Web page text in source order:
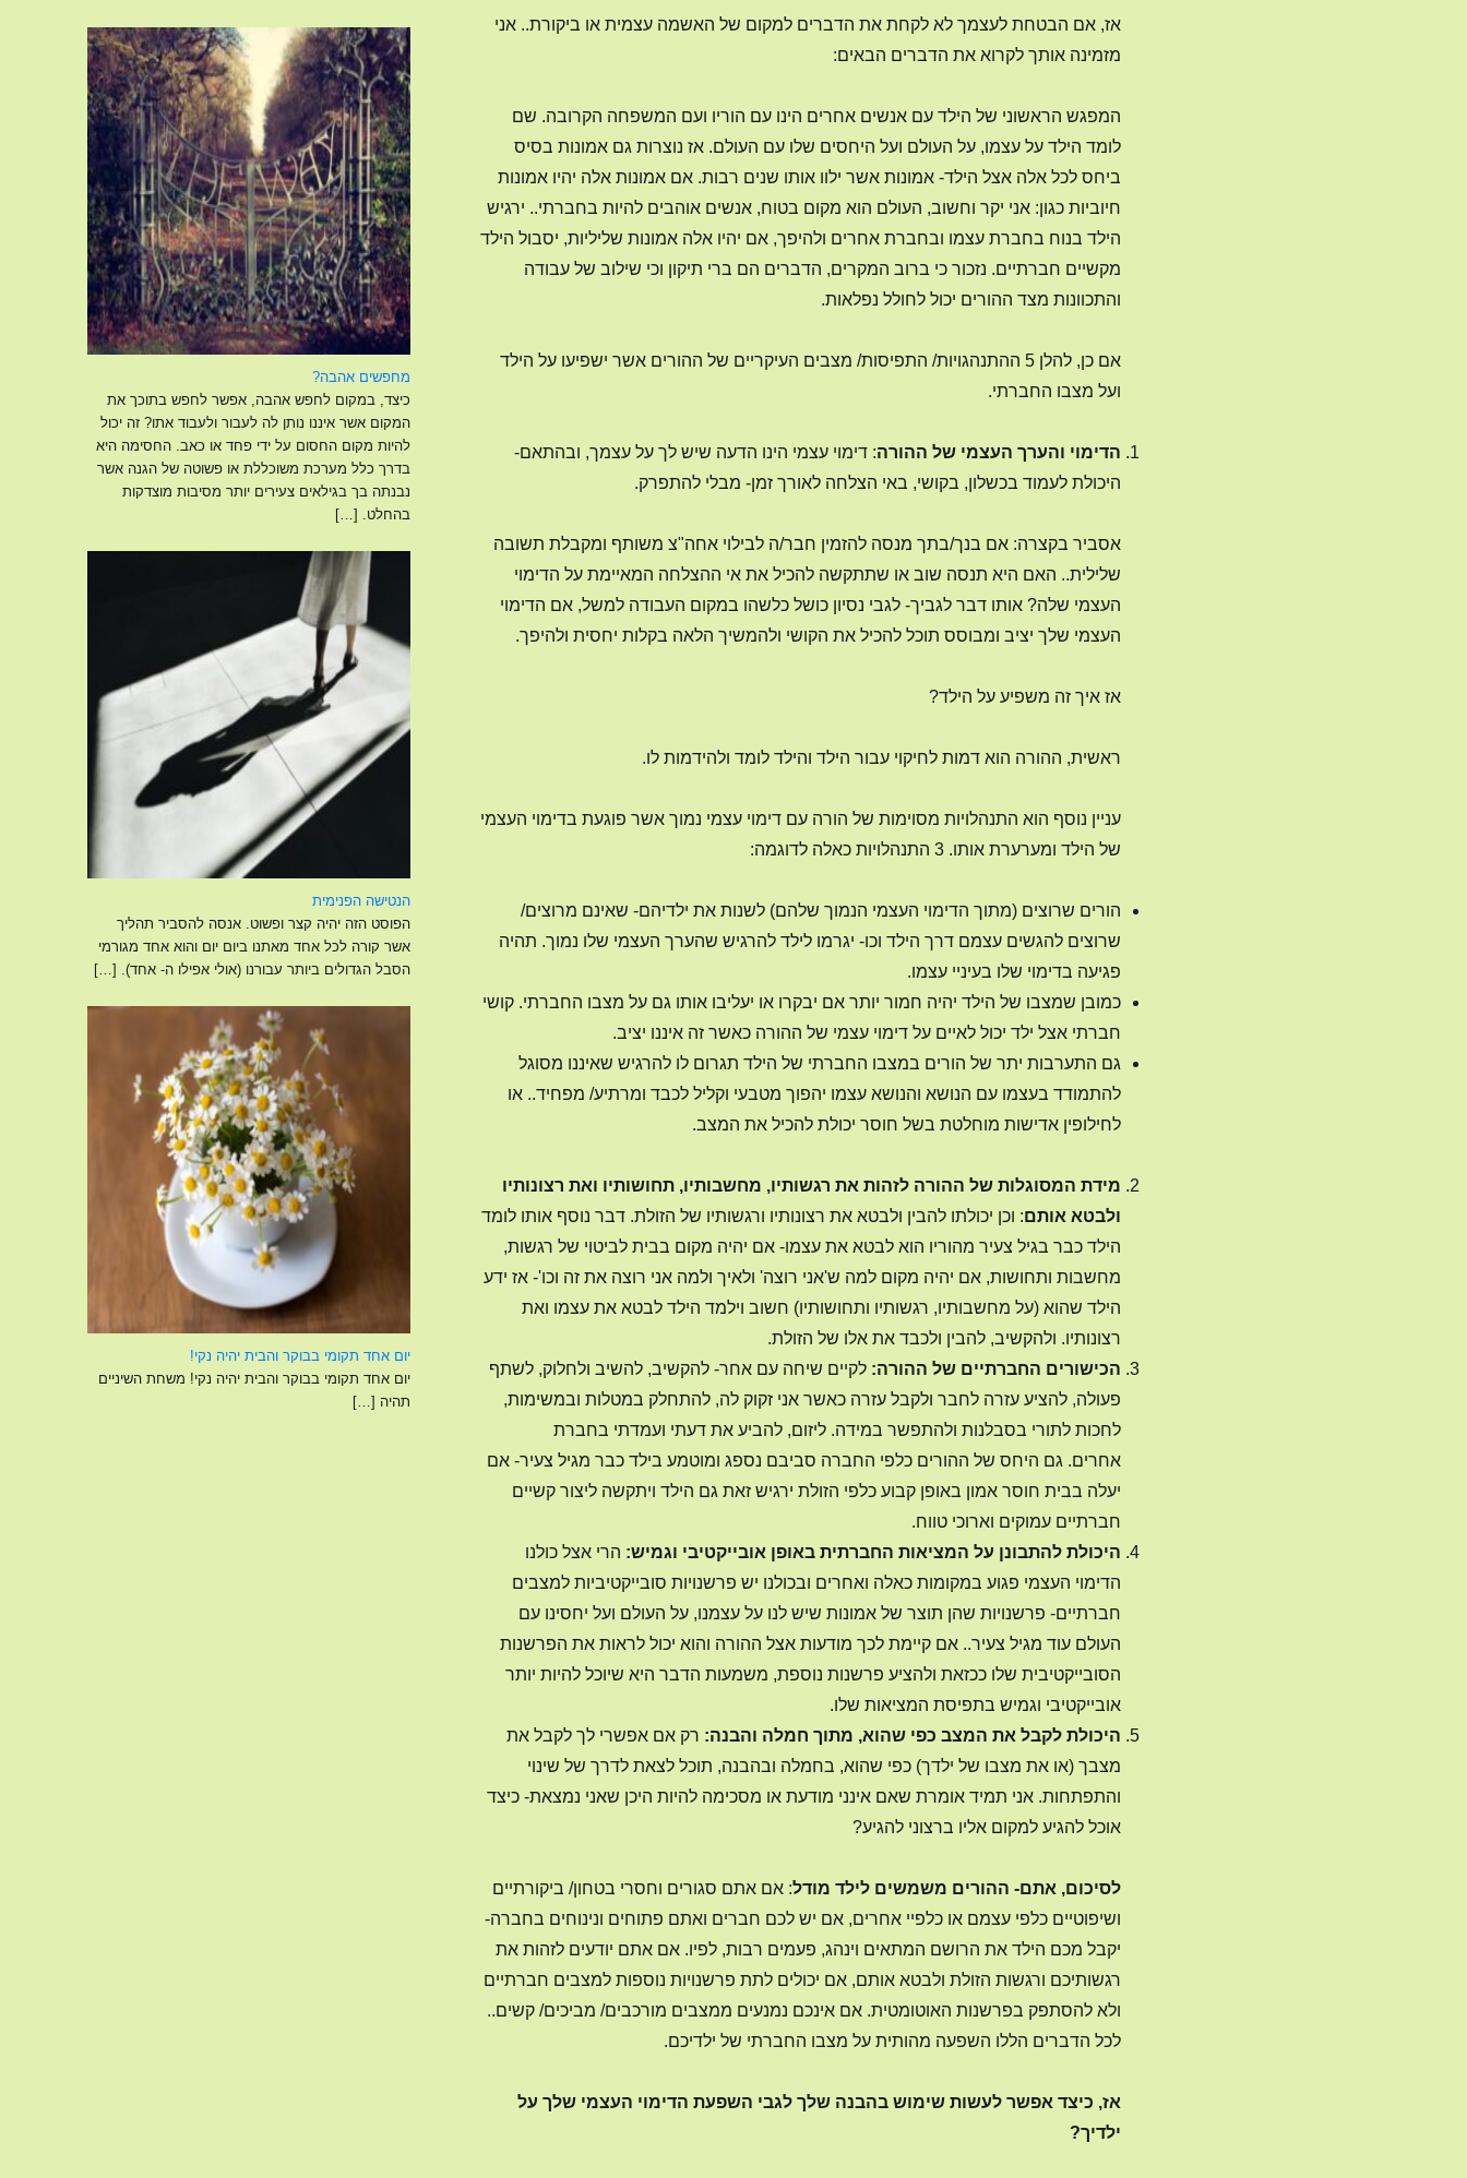
אז, אם הבטחת לעצמך לא לקחת את הדברים למקום של האשמה עצמית או ביקורת.. אני
מזמינה אותך לקרוא את הדברים הבאים:
המפגש הראשוני של הילד עם אנשים אחרים הינו עם הוריו ועם המשפחה הקרובה. שם
לומד הילד על עצמו, על העולם ועל היחסים שלו עם העולם. אז נוצרות גם אמונות בסיס
ביחס לכל אלה אצל הילד- אמונות אשר ילוו אותו שנים רבות. אם אמונות אלה יהיו אמונות
חיוביות כגון: אני יקר וחשוב, העולם הוא מקום בטוח, אנשים אוהבים להיות בחברתי.. ירגיש
הילד בנוח בחברת עצמו ובחברת אחרים ולהיפך, אם יהיו אלה אמונות שליליות, יסבול הילד
מקשיים חברתיים. נזכור כי ברוב המקרים, הדברים הם ברי תיקון וכי שילוב של עבודה
והתכוונות מצד ההורים יכול לחולל נפלאות.
אם כן, להלן 5 ההתנהגויות/ התפיסות/ מצבים העיקריים של ההורים אשר ישפיעו על הילד
ועל מצבו החברתי.
הדימוי והערך העצמי של ההורה: דימוי עצמי הינו הדעה שיש לך על עצמך, ובהתאם-
היכולת לעמוד בכשלון, בקושי, באי הצלחה לאורך זמן- מבלי להתפרק.
אסביר בקצרה: אם בנך/בתך מנסה להזמין חבר/ה לבילוי אחה"צ משותף ומקבלת תשובה
שלילית.. האם היא תנסה שוב או שתתקשה להכיל את אי ההצלחה המאיימת על הדימוי
העצמי שלה? אותו דבר לגביך- לגבי נסיון כושל כלשהו במקום העבודה למשל, אם הדימוי
העצמי שלך יציב ומבוסס תוכל להכיל את הקושי ולהמשיך הלאה בקלות יחסית ולהיפך.
אז איך זה משפיע על הילד?
ראשית, ההורה הוא דמות לחיקוי עבור הילד והילד לומד ולהידמות לו.
עניין נוסף הוא התנהלויות מסוימות של הורה עם דימוי עצמי נמוך אשר פוגעת בדימוי העצמי
של הילד ומערערת אותו. 3 התנהלויות כאלה לדוגמה:
הורים שרוצים (מתוך הדימוי העצמי הנמוך שלהם) לשנות את ילדיהם- שאינם מרוצים/
שרוצים להגשים עצמם דרך הילד וכו- יגרמו לילד להרגיש שהערך העצמי שלו נמוך. תהיה
פגיעה בדימוי שלו בעיניי עצמו.
כמובן שמצבו של הילד יהיה חמור יותר אם יבקרו או יעליבו אותו גם על מצבו החברתי. קושי
חברתי אצל ילד יכול לאיים על דימוי עצמי של ההורה כאשר זה איננו יציב.
גם התערבות יתר של הורים במצבו החברתי של הילד תגרום לו להרגיש שאיננו מסוגל
להתמודד בעצמו עם הנושא והנושא עצמו יהפוך מטבעי וקליל לכבד ומרתיע/ מפחיד.. או
לחילופין אדישות מוחלטת בשל חוסר יכולת להכיל את המצב.
מידת המסוגלות של ההורה לזהות את רגשותיו, מחשבותיו, תחושותיו ואת רצונותיו
ולבטא אותם: וכן יכולתו להבין ולבטא את רצונותיו ורגשותיו של הזולת. דבר נוסף אותו לומד
הילד כבר בגיל צעיר מהוריו הוא לבטא את עצמו- אם יהיה מקום בבית לביטוי של רגשות,
מחשבות ותחושות, אם יהיה מקום למה ש'אני רוצה' ולאיך ולמה אני רוצה את זה וכו'- אז ידע
הילד שהוא (על מחשבותיו, רגשותיו ותחושותיו) חשוב וילמד הילד לבטא את עצמו ואת
רצונותיו. ולהקשיב, להבין ולכבד את אלו של הזולת.
הכישורים החברתיים של ההורה: לקיים שיחה עם אחר- להקשיב, להשיב ולחלוק, לשתף
פעולה, להציע עזרה לחבר ולקבל עזרה כאשר אני זקוק לה, להתחלק במטלות ובמשימות,
לחכות לתורי בסבלנות ולהתפשר במידה. ליזום, להביע את דעתי ועמדתי בחברת
אחרים. גם היחס של ההורים כלפי החברה סביבם נספג ומוטמע בילד כבר מגיל צעיר- אם
יעלה בבית חוסר אמון באופן קבוע כלפי הזולת ירגיש זאת גם הילד ויתקשה ליצור קשיים
חברתיים עמוקים וארוכי טווח.
היכולת להתבונן על המציאות החברתית באופן אובייקטיבי וגמיש: הרי אצל כולנו
הדימוי העצמי פגוע במקומות כאלה ואחרים ובכולנו יש פרשנויות סובייקטיביות למצבים
חברתיים- פרשנויות שהן תוצר של אמונות שיש לנו על עצמנו, על העולם ועל יחסינו עם
העולם עוד מגיל צעיר.. אם קיימת לכך מודעות אצל ההורה והוא יכול לראות את הפרשנות
הסובייקטיבית שלו ככזאת ולהציע פרשנות נוספת, משמעות הדבר היא שיוכל להיות יותר
אובייקטיבי וגמיש בתפיסת המציאות שלו.
היכולת לקבל את המצב כפי שהוא, מתוך חמלה והבנה: רק אם אפשרי לך לקבל את
מצבך (או את מצבו של ילדך) כפי שהוא, בחמלה ובהבנה, תוכל לצאת לדרך של שינוי
והתפתחות. אני תמיד אומרת שאם אינני מודעת או מסכימה להיות היכן שאני נמצאת- כיצד
אוכל להגיע למקום אליו ברצוני להגיע?
לסיכום, אתם- ההורים משמשים לילד מודל: אם אתם סגורים וחסרי בטחון/ ביקורתיים
ושיפוטיים כלפי עצמם או כלפיי אחרים, אם יש לכם חברים ואתם פתוחים ונינוחים בחברה-
יקבל מכם הילד את הרושם המתאים וינהג, פעמים רבות, לפיו. אם אתם יודעים לזהות את
רגשותיכם ורגשות הזולת ולבטא אותם, אם יכולים לתת פרשנויות נוספות למצבים חברתיים
ולא להסתפק בפרשנות האוטומטית. אם אינכם נמנעים ממצבים מורכבים/ מביכים/ קשים..
לכל הדברים הללו השפעה מהותית על מצבו החברתי של ילדיכם.
אז, כיצד אפשר לעשות שימוש בהבנה שלך לגבי השפעת הדימוי העצמי שלך על
ילדיך?
מחפשים אהבה?
כיצד, במקום לחפש אהבה, אפשר לחפש בתוכך את
המקום אשר איננו נותן לה לעבור ולעבוד אתו? זה יכול
להיות מקום החסום על ידי פחד או כאב. החסימה היא
בדרך כלל מערכת משוכללת או פשוטה של הגנה אשר
נבנתה בך בגילאים צעירים יותר מסיבות מוצדקות
בהחלט.
[…]
הנטישה הפנימית
הפוסט הזה יהיה קצר ופשוט. אנסה להסביר תהליך
אשר קורה לכל אחד מאתנו ביום יום והוא אחד מגורמי
הסבל הגדולים ביותר עבורנו (אולי אפילו ה- אחד). […]
יום אחד תקומי בבוקר והבית יהיה נקי!
יום אחד תקומי בבוקר והבית יהיה נקי! משחת השיניים
תהיה […]